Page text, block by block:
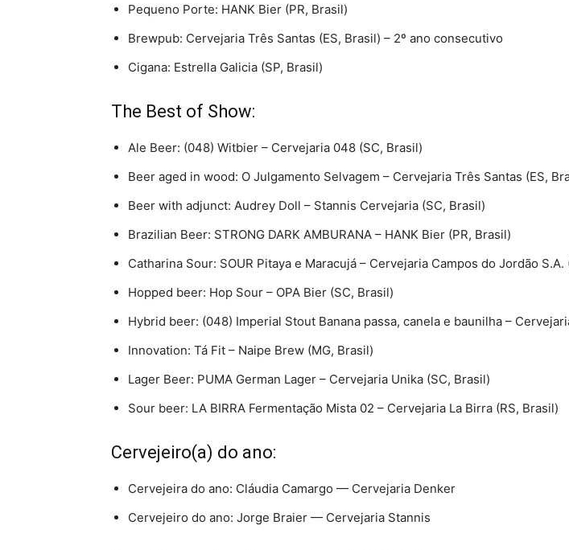
Pequeno Porte: HANK Bier (PR, Brasil)
Brewpub: Cervejaria Três Santas (ES, Brasil) – 2º ano consecutivo
Cigana: Estrella Galicia (SP, Brasil)
The Best of Show:
Ale Beer: (048) Witbier – Cervejaria 048 (SC, Brasil)
Beer aged in wood: O Julgamento Selvagem – Cervejaria Três Santas (ES,
Beer with adjunct: Audrey Doll – Stannis Cervejaria (SC, Brasil)
Brazilian Beer: STRONG DARK AMBURANA – HANK Bier (PR, Brasil)
Catharina Sour: SOUR Pitaya e Maracujá – Cervejaria Campos do Jordão S.A.
Hopped beer: Hop Sour – OPA Bier (SC, Brasil)
Hybrid beer: (048) Imperial Stout Banana passa, canela e baunilha –
Innovation: Tá Fit – Naipe Brew (MG, Brasil)
Lager Beer: PUMA German Lager – Cervejaria Unika (SC, Brasil)
Sour beer: LA BIRRA Fermentação Mista 02 – Cervejaria La Birra (RS, Brasil)
Cervejeiro(a) do ano:
Cervejeira do ano: Cláudia Camargo — Cervejaria Denker
Cervejeiro do ano: Jorge Braier — Cervejaria Stannis